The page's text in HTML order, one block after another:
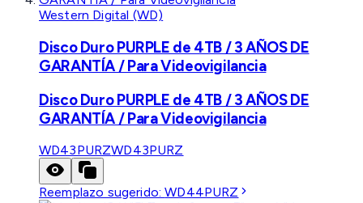
Western Digital (WD)
Disco Duro PURPLE de 4TB / 3 AÑOS DE
GARANTÍA / Para Videovigilancia
Disco Duro PURPLE de 4TB / 3 AÑOS DE
GARANTÍA / Para Videovigilancia
WD43PURZWD43PURZ
Reemplazo sugerido:WD44PURZ